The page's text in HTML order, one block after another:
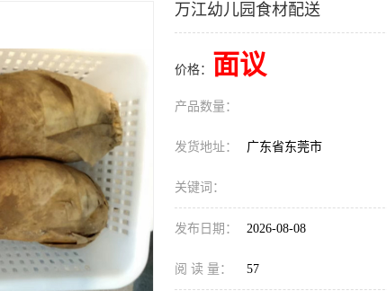
万江幼儿园食材配送
价格： 面议
产品数量：
发货地址： 广东省东莞市
关键词：
发布日期： 2026-08-08
阅 读 量： 57